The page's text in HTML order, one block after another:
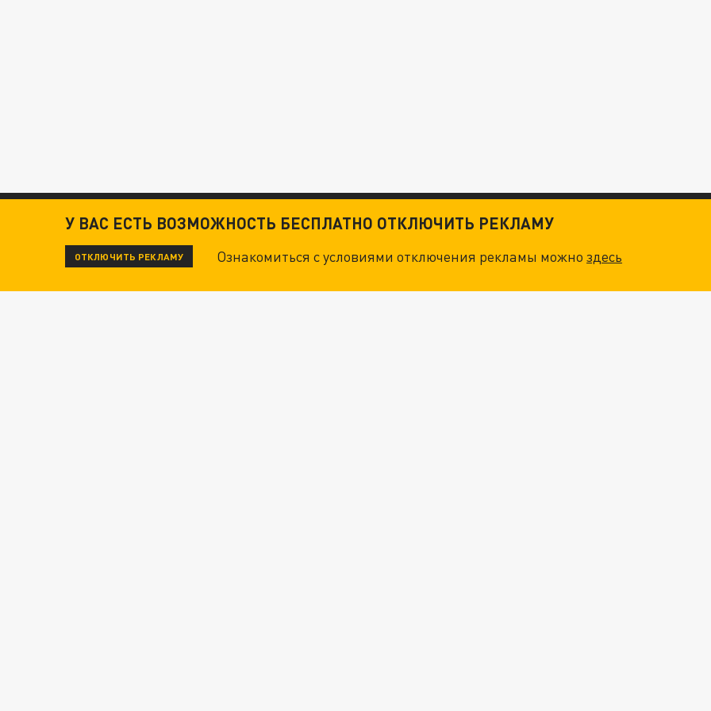
У ВАС ЕСТЬ ВОЗМОЖНОСТЬ БЕСПЛАТНО ОТКЛЮЧИТЬ РЕКЛАМУ
ОТКЛЮЧИТЬ РЕКЛАМУ Ознакомиться с условиями отключения рекламы можноздесь